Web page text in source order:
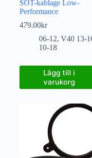
SOT-kablage Low-
Performance
479.00kr
06-12, V40 13-
10-18
Lägg till i
varukorg